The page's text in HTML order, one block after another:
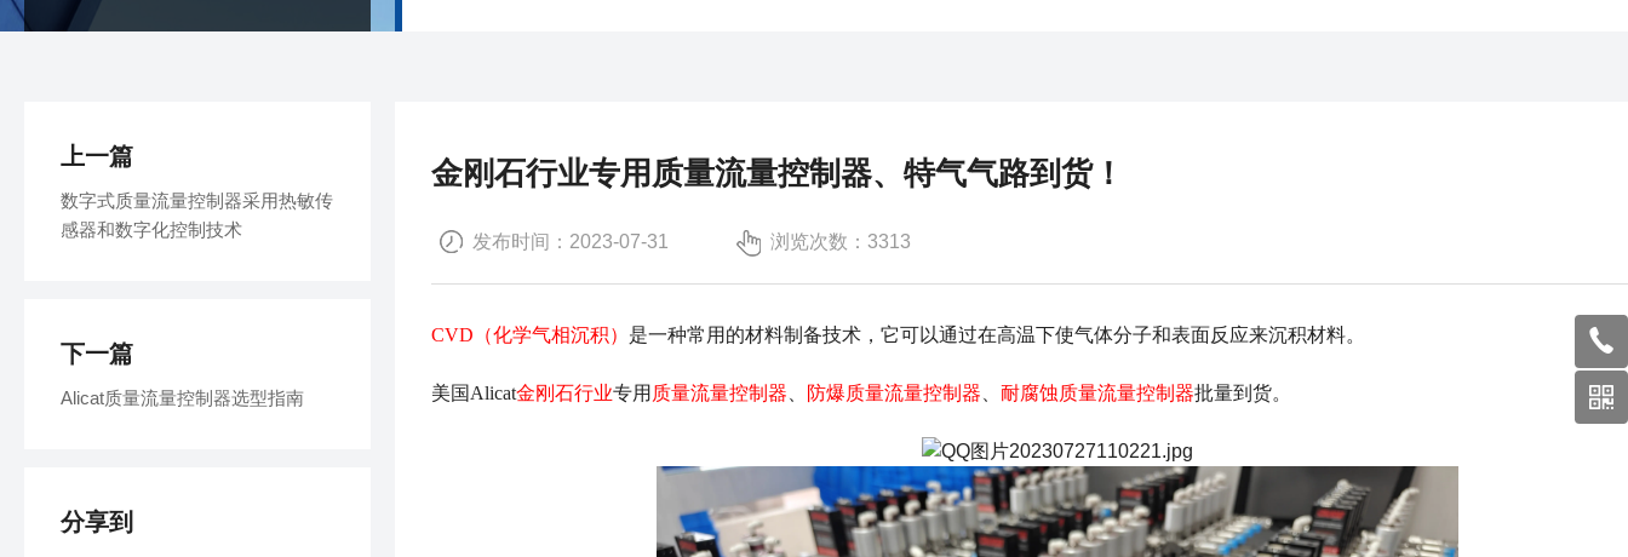
金刚石行业专用质量流量控制器、特气气路到货！
发布时间：2023-07-31 浏览次数：3313
CVD（化学气相沉积） 是一种常用的材料制备技术，它可以通过在高温下使气体分子和表面反应来沉积材料。
美国Alicat金刚石行业专用 质量流量控制器 防爆质量流量控制器 耐腐蚀质量流量控制器批量到货。
上一篇
数字式质量流量控制器采用热敏传
感器和数字化控制技术
下一篇
Alicat质量流量控制器选型指南
分享到